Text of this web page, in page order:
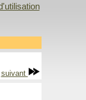
suivant